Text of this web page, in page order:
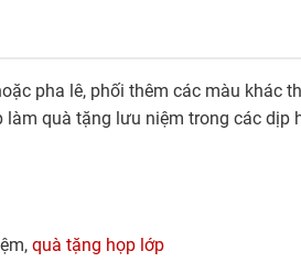
pha lê, phối thêm các màu khác
quà tặng lưu niệm trong các dịp
quà tặng họp lớp